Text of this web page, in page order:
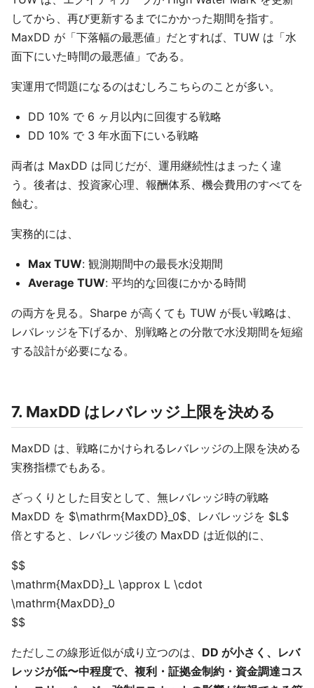
してから、再び更新するまでにかかった期間を指す。
MaxDD が「下落幅の最悪値」だとすれば、TUW は「水
面下にいた時間の最悪値」である。
実運用で問題になるのはむしろこちらのことが多い。
DD 10% で 6 ヶ月以内に回復する戦略
DD 10% で 3 年水面下にいる戦略
両者は MaxDD は同じだが、運用継続性はまったく違
う。後者は、投資家心理、報酬体系、機会費用のすべてを
蝕む。
実務的には、
Max TUW: 観測期間中の最長水没期間
Average TUW: 平均的な回復にかかる時間
の両方を見る。Sharpe が高くても TUW が長い戦略は、
レバレッジを下げるか、別戦略との分散で水没期間を短縮
する設計が必要になる。
7. MaxDD はレバレッジ上限を決める
MaxDD は、戦略にかけられるレバレッジの上限を決める
実務指標でもある。
ざっくりとした目安として、無レバレッジ時の戦略
MaxDD を $\mathrm{MaxDD}_0$、レバレッジを $L$
倍とすると、レバレッジ後の MaxDD は近似的に、
$$
\mathrm{MaxDD}_L \approx L \cdot
\mathrm{MaxDD}_0
$$
ただしこの線形近似が成り立つのは、 DD が小さく、レバ
レッジが低〜中程度で、複利・証拠金制約・資金調達コス